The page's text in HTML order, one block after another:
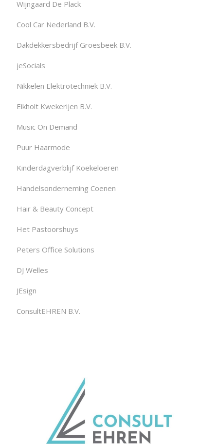
Wijngaard De Plack
Cool Car Nederland B.V.
Dakdekkersbedrijf Groesbeek B.V.
jeSocials
Nikkelen Elektrotechniek B.V.
Eikholt Kwekerijen B.V.
Music On Demand
Puur Haarmode
Kinderdagverblijf Koekeloeren
Handelsonderneming Coenen
Hair & Beauty Concept
Het Pastoorshuys
Peters Office Solutions
DJ Welles
JEsign
ConsultEHREN B.V.